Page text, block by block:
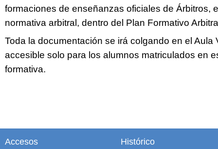
formaciones de enseñanzas oficiales de Árbitros,
normativa arbitral, dentro del Plan Formativo
Toda la documentación se irá colgando en el Aula
accesible solo para los alumnos matriculados en
formativa.
Accesos Histórico